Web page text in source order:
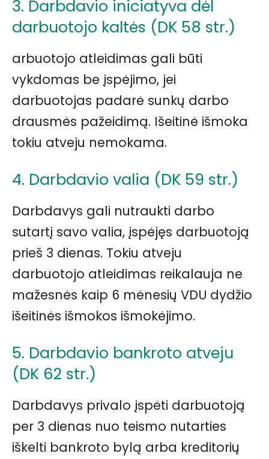
3. Darbdavio iniciatyva dėl
darbuotojo kaltės (DK 58 str.)
arbuotojo atleidimas gali būti
vykdomas be įspėjimo, jei
darbuotojas padarė sunkų darbo
drausmės pažeidimą. Išeitinė išmoka
tokiu atveju nemokama.
4. Darbdavio valia (DK 59 str.)
Darbdavys gali nutraukti darbo
sutartį savo valia, įspėjęs darbuotoją
prieš 3 dienas. Tokiu atveju
darbuotojo atleidimas reikalauja ne
mažesnės kaip 6 mėnesių VDU dydžio
išeitinės išmokos išmokėjimo.
5. Darbdavio bankroto atveju
(DK 62 str.)
Darbdavys privalo įspėti darbuotoją
per 3 dienas nuo teismo nutarties
iškelti bankroto bylą arba kreditorių